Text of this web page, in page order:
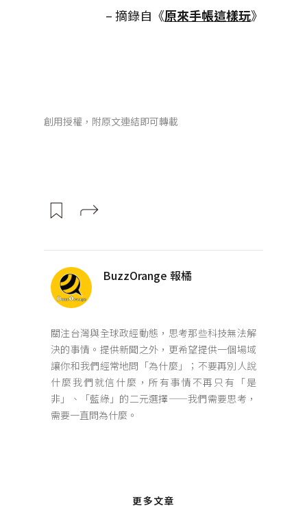
– 摘錄自《原來手帳這樣玩》
創用授權，附原文連結即可轉載
BuzzOrange 報橘
關注台灣與全球政經動態，思考那些科技無法解
決的事情。提供新聞之外，更希望提供一個場域
讓你和我們經常地問「為什麼」；不要再別人說
什麼我們就信什麼，所有事情不再只有「是
非」、「藍綠」的二元選擇——我們需要思考，
需要一直問為什麼。
更多文章